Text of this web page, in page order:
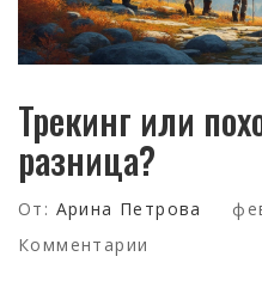
Трекинг или
разница?
От: Арина Петрова
Комментарии